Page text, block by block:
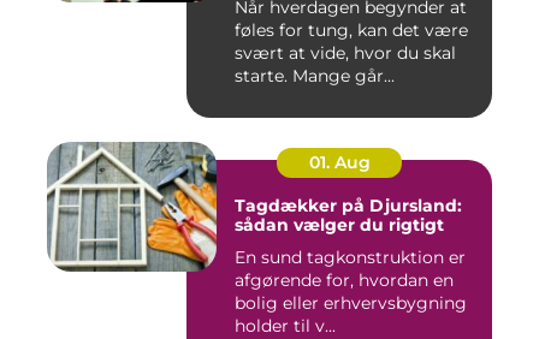
Når hverdagen begynder at
føles for tung, kan det være
svært at vide, hvor du skal
starte. Mange går...
01. Aug
Tagdækker på Djursland:
sådan vælger du rigtigt
En sund tagkonstruktion er
afgørende for, hvordan en
bolig eller erhvervsbygning
holder til v...